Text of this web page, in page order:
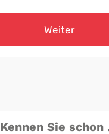
Weiter
Kennen Sie schon